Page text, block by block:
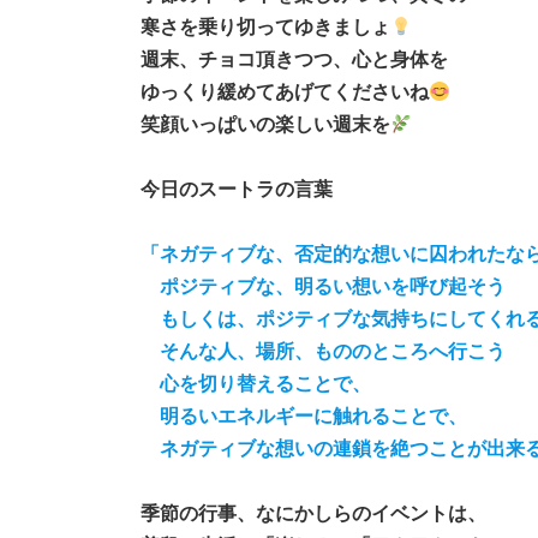
寒さを乗り切ってゆきましょ
週末、チョコ頂きつつ、心と身体を
ゆっくり緩めてあげてくださいね
笑顔いっぱいの楽しい週末を
今日のスートラの言葉
「ネガティブな、否定的な想いに囚われたな
ポジティブな、明るい想いを呼び起そう
もしくは、ポジティブな気持ちにしてくれる
そんな人、場所、もののところへ行こう
心を切り替えることで、
明るいエネルギーに触れることで、
ネガティブな想いの連鎖を絶つことが出来る
季節の行事、なにかしらのイベントは、